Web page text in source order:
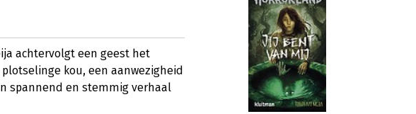
achtervolgt een geest het
kou, een aanwezigheid
spannend en stemmig verhaal